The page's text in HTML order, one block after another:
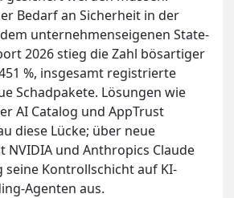
Bedarf an Sicherheit in der
unternehmenseigenen State-
2026 stieg die Zahl bösartiger
%, insgesamt registrierte
Schadpakete. Lösungen wie
AI Catalog und AppTrust
diese Lücke; über neue
und Anthropics Claude
seine Kontrollschicht auf KI-
Agenten aus.